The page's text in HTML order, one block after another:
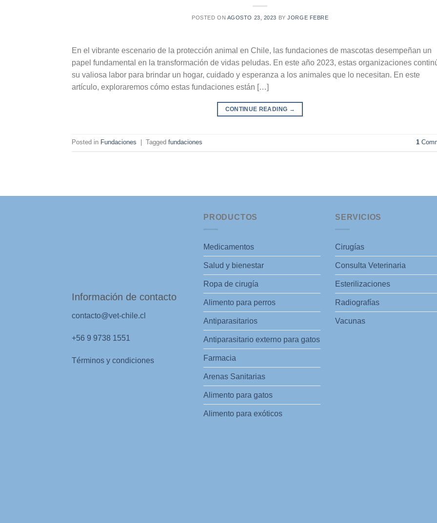
POSTED ON AGOSTO 23, 2023 BYJORGE FEBRE
En el vibrante escenario de la protección animal en Chile, las fundaciones de mascotas desempeñan un
papel fundamental en la transformación de vidas peludas. En este año 2023, estas organizaciones
su valiosa labor para brindar un hogar, cuidado y esperanza a los animales que lo necesitan. En este
artículo, exploraremos cómo estas fundaciones están […]
CONTINUE READING →
Posted in Fundaciones Tagged fundaciones 1
Información de contacto
contacto@vet-chile.cl
+56 9 9738 1551
Términos y condiciones
PRODUCTOS
Medicamentos
Salud y bienestar
Ropa de cirugía
Alimento para perros
Antiparasitarios
Antiparasitario externo para gatos
Farmacia
Arenas Sanitarias
Alimento para gatos
Alimento para exóticos
SERVICIOS
Cirugías
Consulta Veterinaria
Esterilizaciones
Radiografías
Vacunas